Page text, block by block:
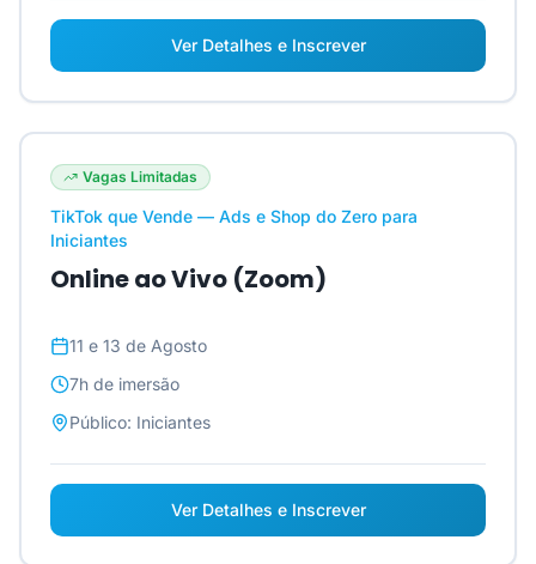
Ver Detalhes e Inscrever
Vagas Limitadas
TikTok que Vende — Ads e Shop do Zero para
Iniciantes
Online ao Vivo (Zoom)
11 e 13 de Agosto
7h de imersão
Público: Iniciantes
Ver Detalhes e Inscrever